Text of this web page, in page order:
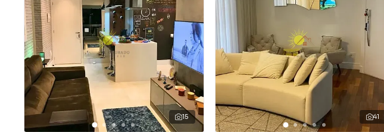
15 41